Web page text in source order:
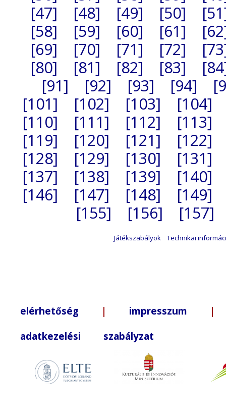
[47]
[48] [49] [50]
[58]
[59] [60] [61]
[69]
[70] [71] [72]
[80]
[81] [82] [83]
[91]
[92] [93] [94]
[101]
[102] [103]
[104]
[110]
[111] [112]
[113]
[119]
[120] [121]
[122]
[128]
[129] [130]
[131]
[137]
[138] [139]
[140]
[146]
[147] [148]
[149]
[155]
[156] [157]
Játékszabályok Technikai
elérhetőség | impresszum |
adatkezelési szabályzat